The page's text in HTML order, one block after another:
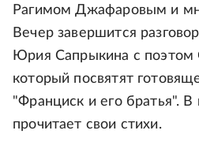
Рагимом Джафаровым и
Вечер завершится
Юрия Сапрыкина с поэтом
который посвятят
"Франциск и его братья". В
прочитает свои стихи.